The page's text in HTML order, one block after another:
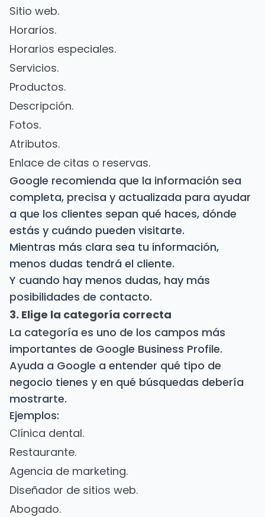
Sitio web.
Horarios.
Horarios especiales.
Servicios.
Productos.
Descripción.
Fotos.
Atributos.
Enlace de citas o reservas.
Google recomienda que la información sea
completa, precisa y actualizada para ayudar
a que los clientes sepan qué haces, dónde
estás y cuándo pueden visitarte.
Mientras más clara sea tu información,
menos dudas tendrá el cliente.
Y cuando hay menos dudas, hay más
posibilidades de contacto.
3. Elige la categoría correcta
La categoría es uno de los campos más
importantes de Google Business Profile.
Ayuda a Google a entender qué tipo de
negocio tienes y en qué búsquedas debería
mostrarte.
Ejemplos:
Clínica dental.
Restaurante.
Agencia de marketing.
Diseñador de sitios web.
Abogado.